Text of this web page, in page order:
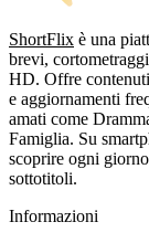
ShortFlix è una
brevi,
HD. Offre
e aggiornamenti
amati come
Famiglia. Su
scoprire ogni
sottotitoli.
Informazioni